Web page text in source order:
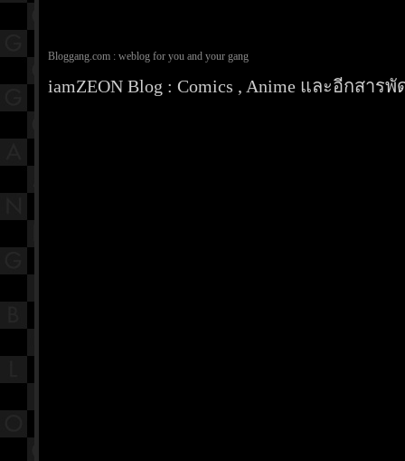
Bloggang.com : weblog for you and your gang
iamZEON Blog : Comics , Anime และอีกสารพั